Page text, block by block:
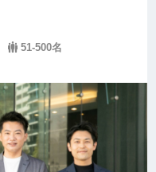
51-500名